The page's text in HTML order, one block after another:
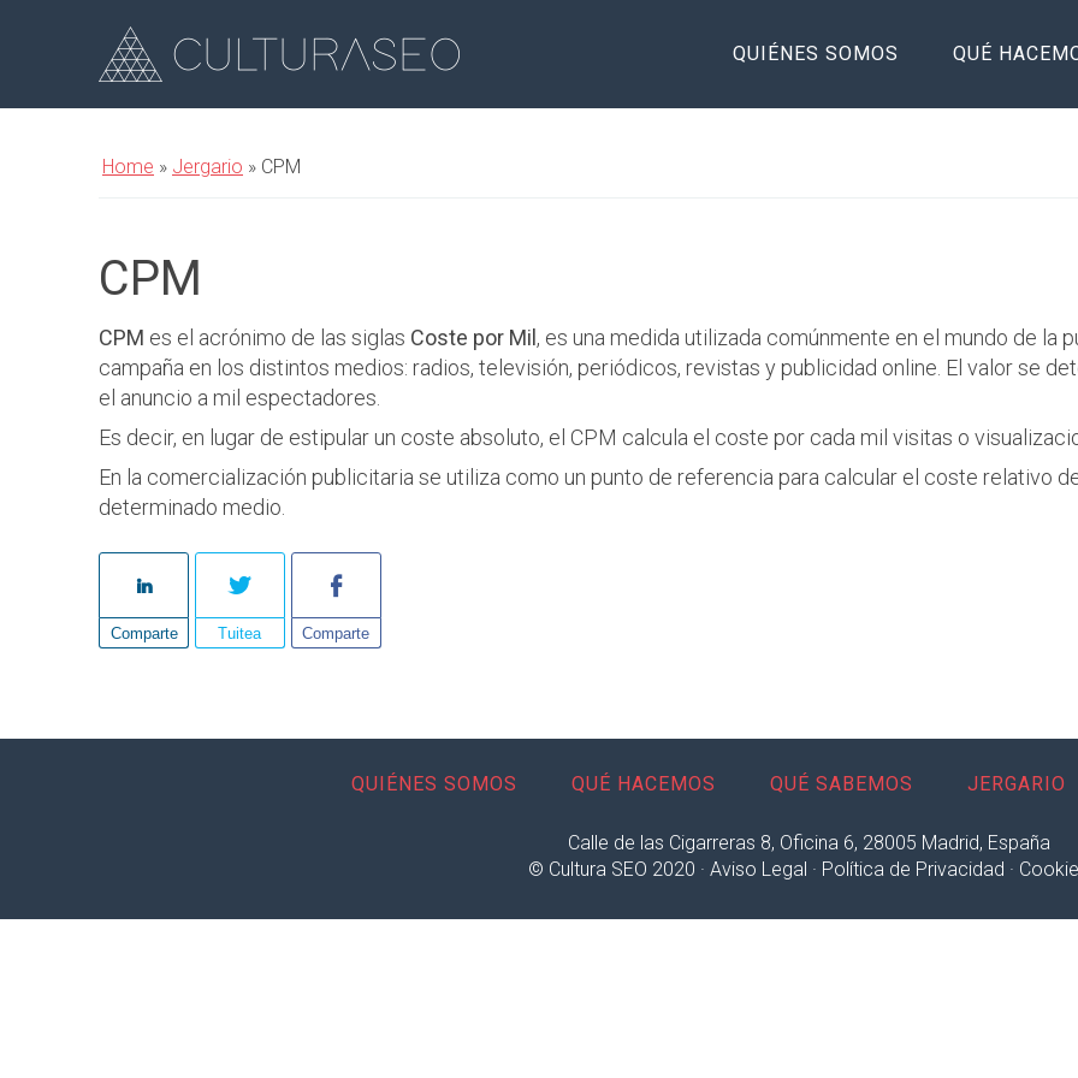
QUIÉNES SOMOS QUÉ
Home » Jergario » CPM
CPM
CPM es el acrónimo de las siglas Coste por Mil , es una medida utilizada comúnmente en el mundo de la
campaña en los distintos medios: radios, televisión, periódicos, revistas y publicidad online. El valor se
el anuncio a mil espectadores.
Es decir, en lugar de estipular un coste absoluto, el CPM calcula el coste por cada mil visitas o
En la comercialización publicitaria se utiliza como un punto de referencia para calcular el coste relativo
determinado medio.
Comparte Tuitea Comparte
QUIÉNES SOMOS QUÉ HACEMOS QUÉ SABEMOS JERGARIO
Calle de las Cigarreras 8, Oficina 6, 28005 Madrid, España
© Cultura SEO 2020 · Aviso Legal · Política de Privacidad ·